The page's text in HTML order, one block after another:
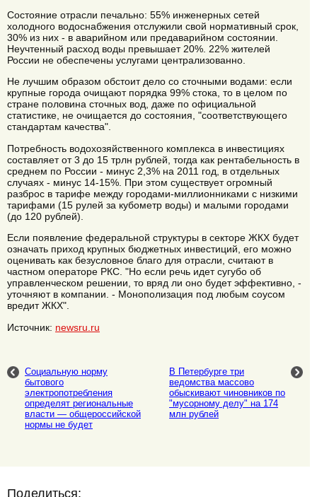
Состояние отрасли печально: 55% инженерных сетей
холодного водоснабжения отслужили свой нормативный срок,
30% из них - в аварийном или предаварийном состоянии.
Неучтенный расход воды превышает 20%. 22% жителей
России не обеспечены услугами централизованно.
Не лучшим образом обстоит дело со сточными водами: если
крупные города очищают порядка 99% стока, то в целом по
стране половина сточных вод, даже по официальной
статистике, не очищается до состояния, "соответствующего
стандартам качества".
Потребность водохозяйственного комплекса в инвестициях
составляет от 3 до 15 трлн рублей, тогда как рентабельность в
среднем по России - минус 2,3% на 2011 год, в отдельных
случаях - минус 14-15%. При этом существует огромный
разброс в тарифе между городами-миллионниками с низкими
тарифами (15 рулей за кубометр воды) и малыми городами
(до 120 рублей).
Если появление федеральной структуры в секторе ЖКХ будет
означать приход крупных бюджетных инвестиций, его можно
оценивать как безусловное благо для отрасли, считают в
частном операторе РКС. "Но если речь идет сугубо об
управленческом решении, то вряд ли оно будет эффективно, -
уточняют в компании. - Монополизация под любым соусом
вредит ЖКХ".
Источник: newsru.ru
Социальную норму
бытового
электропотребления
определят региональные
власти — общероссийской
нормы не будет
В Петербурге три
ведомства массово
обыскивают чиновников по
"мусорному делу" на 174
млн рублей
Поделиться: